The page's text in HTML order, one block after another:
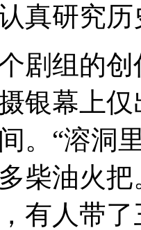
真研究
剧组的
银幕上
。“溶洞
柴油火
有人带